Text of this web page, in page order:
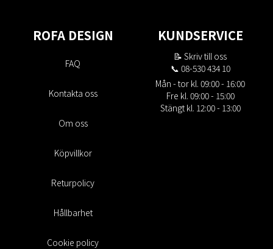
ROFA DESIGN
FAQ
Kontakta oss
Om oss
Köpvillkor
Returpolicy
Hållbarhet
Cookie policy
KUNDSERVICE
📝 Skriv till oss
📞 08-530 434 10
Mån - tor kl. 09:00 - 16:00
Fre kl. 09:00 - 15:00
Stängt kl. 12:00 - 13:00